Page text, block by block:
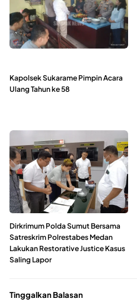
Kapolsek Sukarame Pimpin Acara
Ulang Tahun ke 58
Dirkrimum Polda Sumut Bersama
Satreskrim Polrestabes Medan
Lakukan Restorative Justice Kasus
Saling Lapor
Tinggalkan Balasan